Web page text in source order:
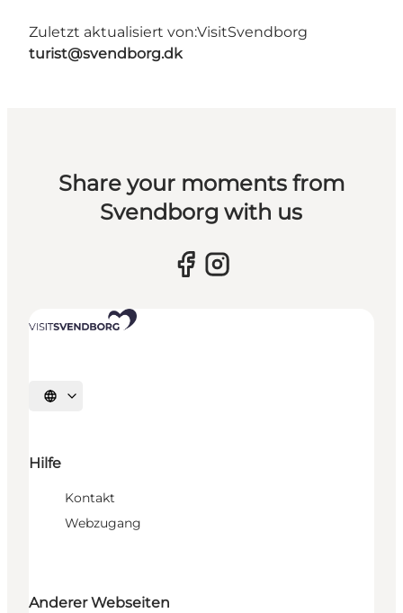
Zuletzt aktualisiert von:VisitSvendborg
turist@svendborg.dk
Share your moments from
Svendborg with us
Sprache auswählen
Hilfe
Kontakt
Webzugang
Anderer Webseiten